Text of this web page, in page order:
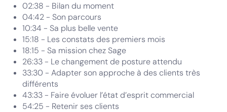
02:38 - Bilan du moment
04:42 - Son parcours
10:34 - Sa plus belle vente
15:18 - Les constats des premiers mois
18:15 - Sa mission chez Sage
26:33 - Le changement de posture attendu
33:30 - Adapter son approche à des clients très
différents
43:33 - Faire évoluer l’état d’esprit commercial
54:25 - Retenir ses clients